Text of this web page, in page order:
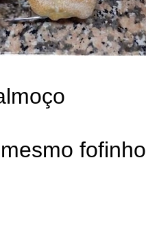
fofinho